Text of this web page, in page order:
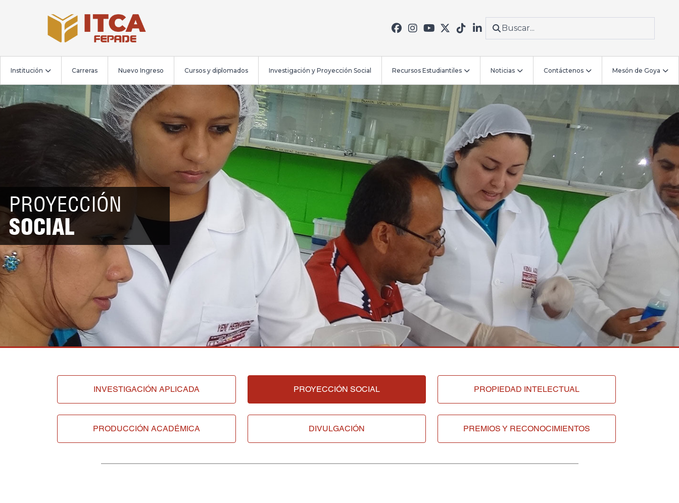
Institución Carreras Nuevo Ingreso Cursos y diplomados Investigación y Proyección Social Recursos Estudiantiles Noticias Contáctenos Mesón de Goya
PROYECCIÓN
SOCIAL
INVESTIGACIÓN APLICADA PROYECCIÓN SOCIAL PROPIEDAD INTELECTUAL
PRODUCCIÓN ACADÉMICA DIVULGACIÓN PREMIOS Y RECONOCIMIENTOS